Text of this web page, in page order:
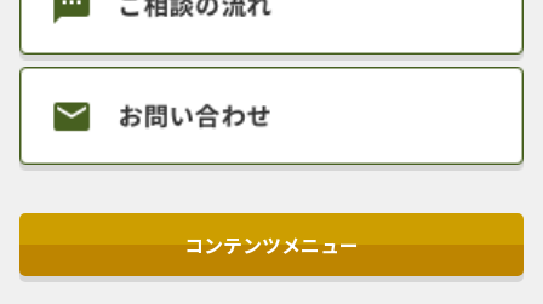
コンテンツメニュー